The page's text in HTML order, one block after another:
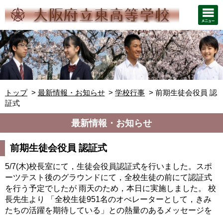
トップ 最新情報・お知らせ 学校行事
前期生徒会役員 認
証式
最新情報・お知らせ
前期生徒会役員 認証式
5/7(木)校長室にて，生徒会役員認証式を行いました。スポ
ーツテスト後のグラウンドにて，全校生徒の前にて認証式
を行う予定でしたが 雨天のため，本日に実施しました。 校
長先生より 「全校生徒951名のオぺレーターとして，きみ
たちの活躍を期待している」との熱量のあるメッセージを